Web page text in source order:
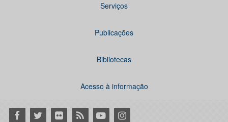
Serviços
Publicações
Bibliotecas
Acesso à informação
Facebook
Twitter Flickr RSS YoutubeInstagram